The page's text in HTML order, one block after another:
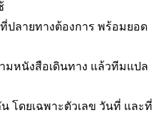
ปลายทางต้องการ พร้อมยอด
มหนังสือเดินทาง แล้วทีมแปล
โดยเฉพาะตัวเลข วันที่ และที่